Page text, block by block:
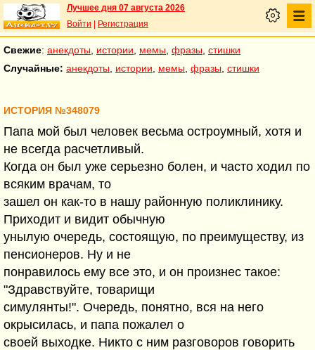
Лучшее дня 07 августа 2026
Войти
Регистрация
Свежие: анекдоты истории мемы фразы стишки
Случайные: анекдоты истории мемы фразы стишки
ИСТОРИЯ №348079
Папа мой был человек весьма остроумный, хотя и
не всегда расчетливый.
Когда он был уже серьезно болен, и часто ходил по
всяким врачам, то
зашел он как-то в нашу районную поликлинику.
Приходит и видит обычную
унылую очередь, состоящую, по преимуществу, из
пенсионеров. Ну и не
понравилось ему все это, и он произнес такое:
"Здравствуйте, товарищи
симулянты!". Очередь, понятно, вся на него
окрысилась, и папа пожалел о
своей выходке. Никто с ним разговоров говорить